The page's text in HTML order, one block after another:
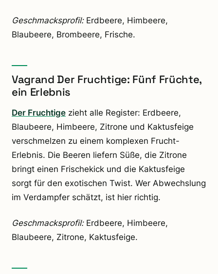
Geschmacksprofil:Erdbeere, Himbeere,
Blaubeere, Brombeere, Frische.
Vagrand Der Fruchtige: Fünf Früchte,
ein Erlebnis
Der Fruchtige zieht alle Register: Erdbeere,
Blaubeere, Himbeere, Zitrone und Kaktusfeige
verschmelzen zu einem komplexen Frucht-
Erlebnis. Die Beeren liefern Süße, die Zitrone
bringt einen Frischekick und die Kaktusfeige
sorgt für den exotischen Twist. Wer Abwechslung
im Verdampfer schätzt, ist hier richtig.
Geschmacksprofil:Erdbeere, Himbeere,
Blaubeere, Zitrone, Kaktusfeige.